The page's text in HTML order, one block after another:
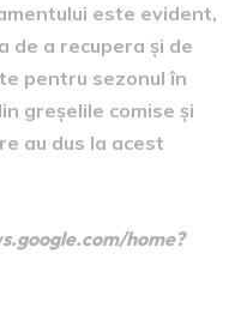
este evident,
de a recupera și de
pentru sezonul în
greșelile comise și
au dus la acest
home?